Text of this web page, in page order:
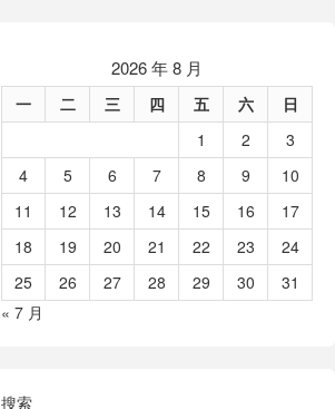
2026 年 8 月
一 二 三 四 五 六
日
1
2
3
4
5 6 7 8 9
10
11
12 13 14 15 16
17
18
19 20 21 22 23
24
25
26 27 28 29 30
31
« 7 月
搜索